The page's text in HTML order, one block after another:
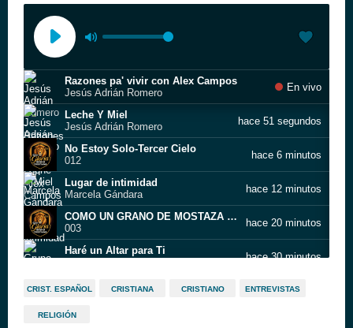
Razones pa' vivir con Alex Campos
Jesús Adrián Romero
En vivo
Leche Y Miel
Jesús Adrián Romero
hace 51 segundos
No Estoy Solo-Tercer Cielo
012
hace 6 minutos
Lugar de intimidad
Marcela Gándara
hace 12 minutos
COMO UN GRANO DE MOSTAZA (ALABANZA)
003
hace 20 minutos
Haré un Altar para Ti
hace 30 minutos
Solo tú
hace 34 minutos
ANNETTE MORENO-angel guardian
CRIST. ESPAÑOL CRISTIANA CRISTIANO ENTREVISTAS
RELIGIÓN